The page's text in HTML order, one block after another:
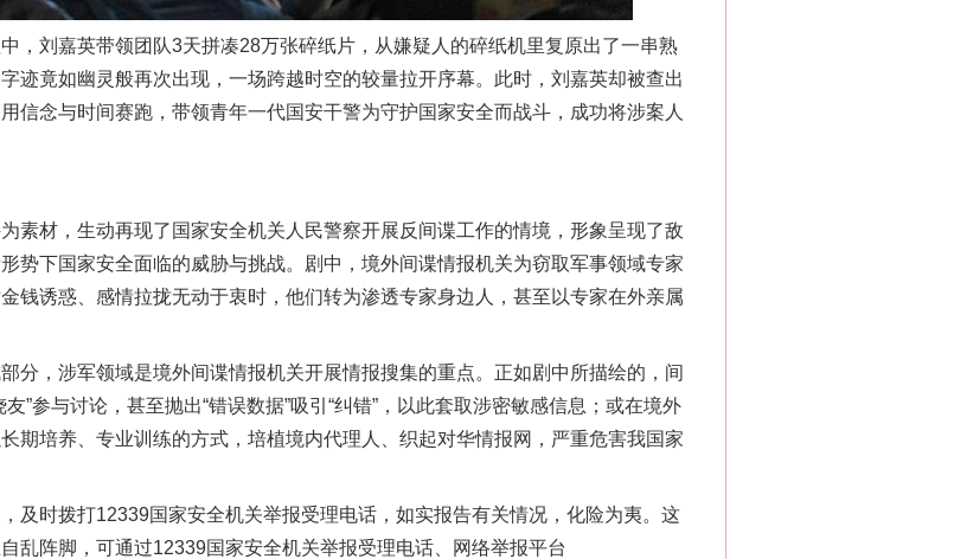
刘嘉英带领团队3天拼凑28万张碎纸片，从嫌疑人的碎纸机里复原出了一串熟
迹竟如幽灵般再次出现，一场跨越时空的较量拉开序幕。此时，刘嘉英却被查出
信念与时间赛跑，带领青年一代国安干警为守护国家安全而战斗，成功将涉案人
材，生动再现了国家安全机关人民警察开展反间谍工作的情境，形象呈现了敌
势下国家安全面临的威胁与挑战。剧中，境外间谍情报机关为窃取军事领域专家
钱诱惑、感情拉拢无动于衷时，他们转为渗透专家身边人，甚至以专家在外亲属
，涉军领域是境外间谍情报机关开展情报搜集的重点。正如剧中所描绘的，间
”参与讨论，甚至抛出“错误数据”吸引“纠错”，以此套取涉密敏感信息；或在境外
期培养、专业训练的方式，培植境内代理人、织起对华情报网，严重危害我国家
时拨打12339国家安全机关举报受理电话，如实报告有关情况，化险为夷。这
乱阵脚，可通过12339国家安全机关举报受理电话、网络举报平台
谢谢有你温暖了四季 法官巧妙执行解纠纷